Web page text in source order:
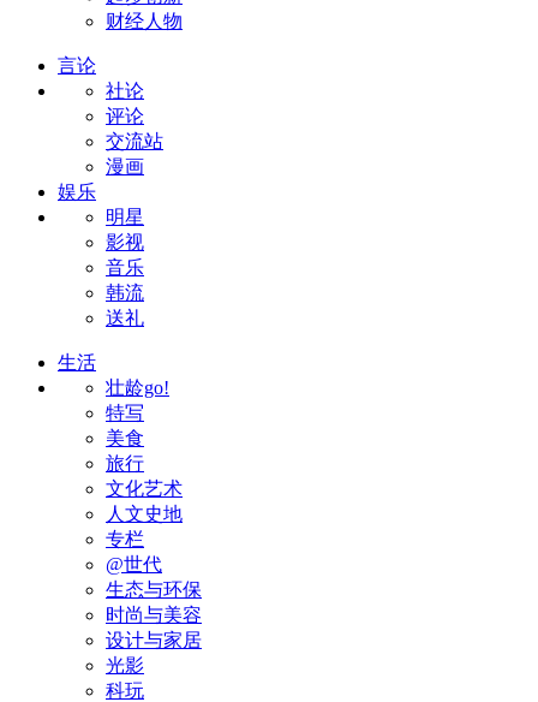
财经人物
言论
社论
评论
交流站
漫画
娱乐
明星
影视
音乐
韩流
送礼
生活
壮龄go!
特写
美食
旅行
文化艺术
人文史地
专栏
@世代
生态与环保
时尚与美容
设计与家居
光影
科玩